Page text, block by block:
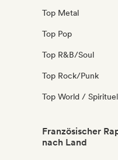
Top Metal
Top Pop
Top R&B/Soul
Top Rock/Punk
Top World /
Französischer
nach Land